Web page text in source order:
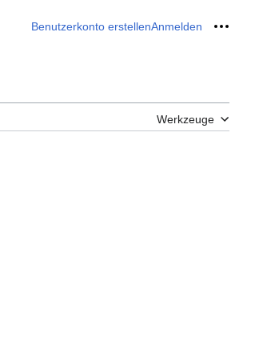
Benutzerkonto erstellenAnmelden Meine
Werkzeuge